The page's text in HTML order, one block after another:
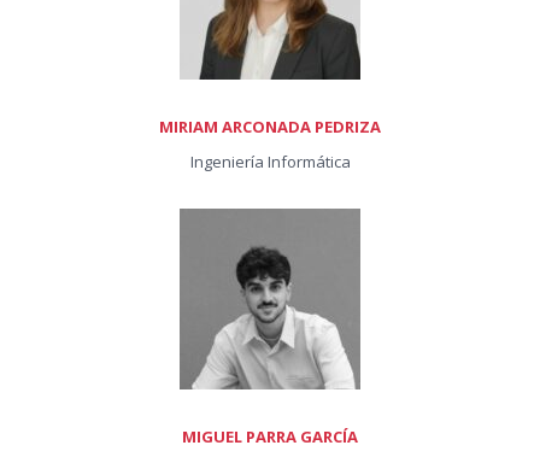
MIRIAM ARCONADA PEDRIZA
Ingeniería Informática
MIGUEL PARRA GARCÍA